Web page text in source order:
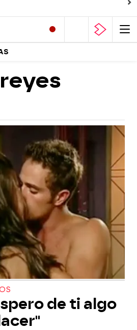
de ti algo